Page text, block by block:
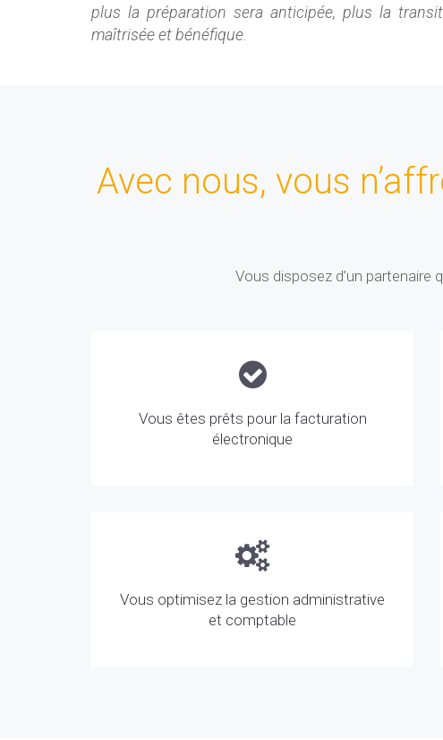
plus la préparation sera anticipée, plus la
maîtrisée et bénéfique.
Avec nous, vous
Vous disposez d’un partenaire
Vous êtes prêts pour la facturation
électronique
Vous optimisez la gestion administrative
et comptable